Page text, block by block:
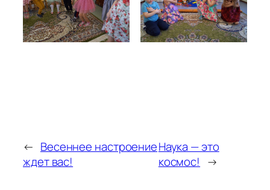
← Весеннее настроение
ждет вас!
Наука — это
космос! →